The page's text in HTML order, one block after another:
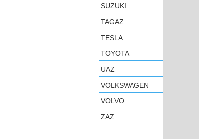
SUZUKI
TAGAZ
TESLA
TOYOTA
UAZ
VOLKSWAGEN
VOLVO
ZAZ